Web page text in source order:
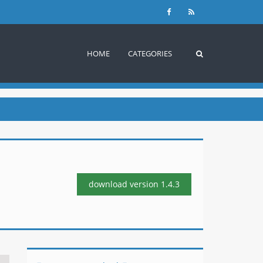
HOME CATEGORIES
download version 1.4.3